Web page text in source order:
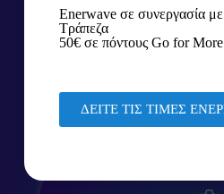
με τον δικό σου
Γρήγορη
Enerwave σε συνεργασία
Τράπεζα
50€ σε πόντους Go for
ΔΕΙΤΕ ΤΙΣ ΤΙΜΕΣ